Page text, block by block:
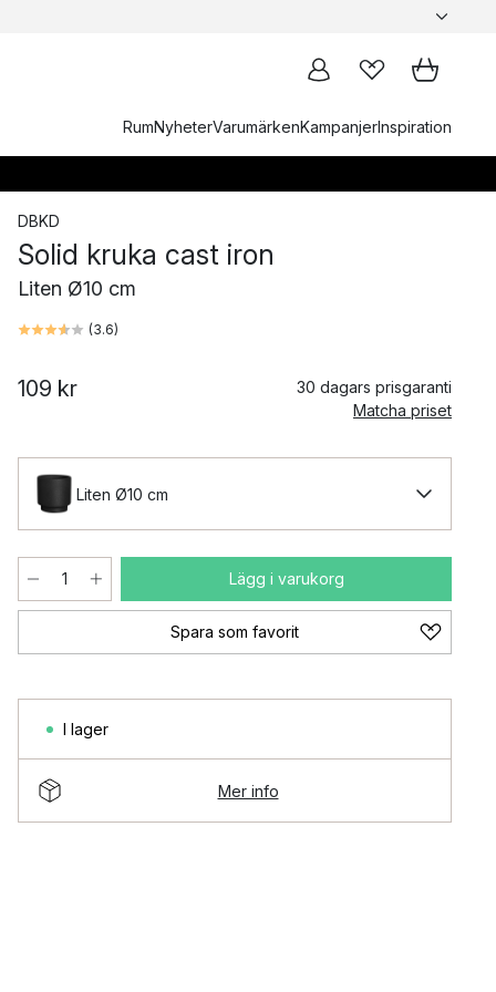
RumNyheterVarumärkenKampanjerInspiration
DBKD
Solid kruka cast iron
Liten Ø10 cm
(3.6)
109 kr
30 dagars prisgaranti
Matcha priset
Liten Ø10 cm
Lägg i varukorg
Spara som favorit
I lager
Mer info